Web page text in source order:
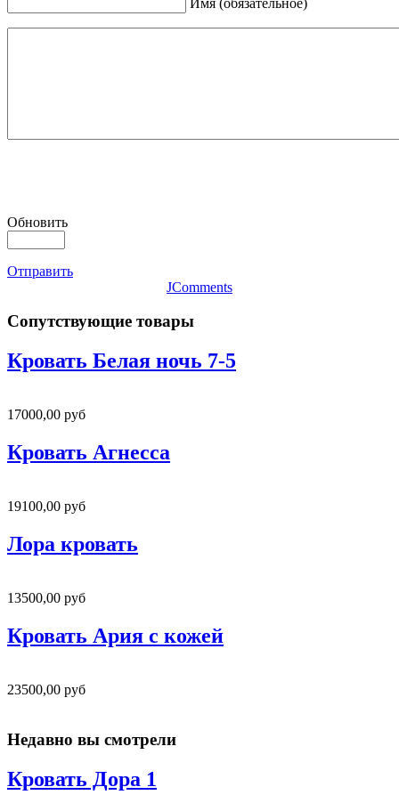
Обновить
Отправить
JComments
Сопутствующие товары
Кровать Белая ночь 7-5
17000,00 руб
Кровать Агнесса
19100,00 руб
Лора кровать
13500,00 руб
Кровать Ария с кожей
23500,00 руб
Недавно вы смотрели
Кровать Дора 1